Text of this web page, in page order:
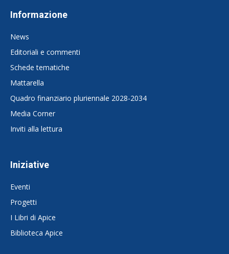
Informazione
News
Editoriali e commenti
Schede tematiche
Mattarella
Quadro finanziario pluriennale 2028-2034
Media Corner
Inviti alla lettura
Iniziative
Eventi
Progetti
I Libri di Apice
Biblioteca Apice